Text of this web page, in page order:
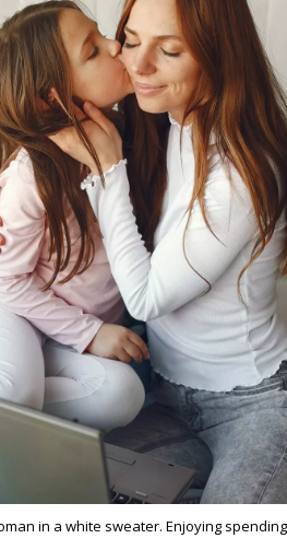
in a white sweater. Enjoying